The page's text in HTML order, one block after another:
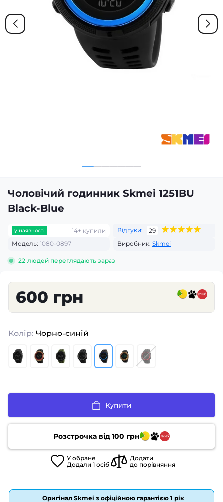
Чоловічий годинник Skmei 1251BU
Black-Blue
у наявності 14+ купили Відгуки:
29
Модель: 1080-0897 Виробник: Skmei
22 людей переглядають зараз
600 грн
Колір: Чорно-синій
Купити
Розстрочка від 100 грн
У обране
Додали 1 осіб
Додати
до порівняння
Оригінал Skmei з офіційною гарантією 1 рік